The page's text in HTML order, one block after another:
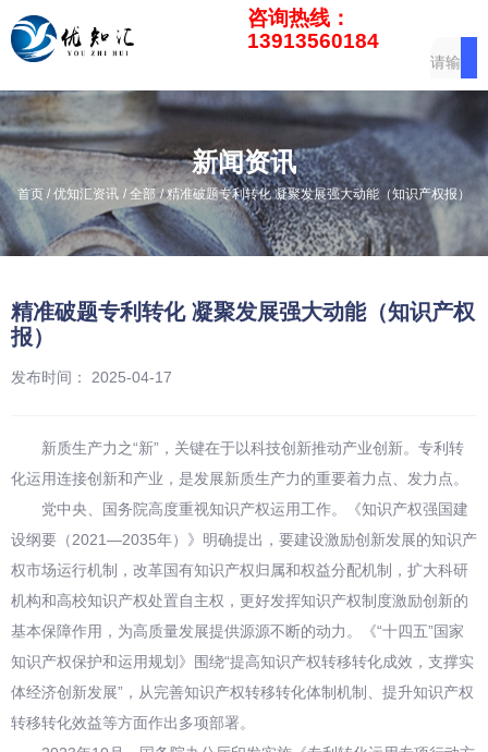
咨询热线：
13913560184
新闻资讯
首页 / 优知汇资讯 /全部 /精准破题专利转化 凝聚发展强大动能（知识产权报）
精准破题专利转化 凝聚发展强大动能（知识产权
报）
发布时间： 2025-04-17
新质生产力之“新”，关键在于以科技创新推动产业创新。专利转
化运用连接创新和产业，是发展新质生产力的重要着力点、发力点。
党中央、国务院高度重视知识产权运用工作。《知识产权强国建
设纲要（2021—2035年）》明确提出，要建设激励创新发展的知识产
权市场运行机制，改革国有知识产权归属和权益分配机制，扩大科研
机构和高校知识产权处置自主权，更好发挥知识产权制度激励创新的
基本保障作用，为高质量发展提供源源不断的动力。《“十四五”国家
知识产权保护和运用规划》围绕“提高知识产权转移转化成效，支撑实
体经济创新发展”，从完善知识产权转移转化体制机制、提升知识产权
转移转化效益等方面作出多项部署。